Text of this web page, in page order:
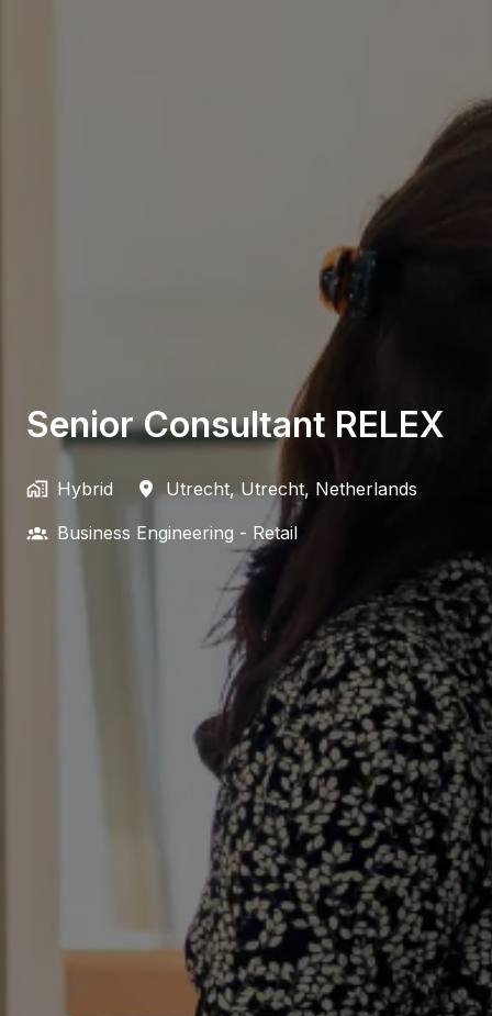
Senior Consultant RELEX
Hybrid Utrecht, Utrecht, Netherlands
Business Engineering - Retail